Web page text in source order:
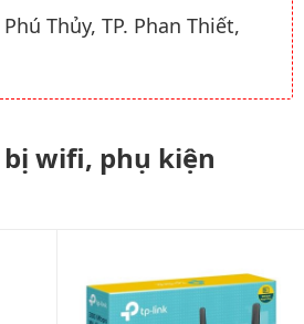
Thủy, TP. Phan Thiết,
wifi, phụ kiện